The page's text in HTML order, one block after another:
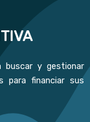
buscar y gestionar
para financiar sus